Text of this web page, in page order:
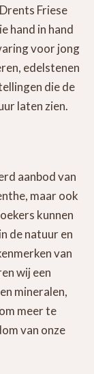
Friese
hand in hand
voor jong
edelstenen
die de
laten zien.
aanbod van
maar ook
kunnen
de natuur en
van
wij een
mineralen,
meer te
van onze